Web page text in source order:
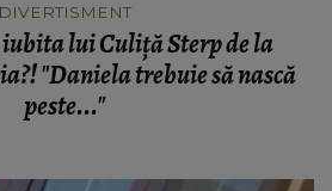
DIVERTISMENT
lui Culiță Sterp de la
"Daniela trebuie să nască
peste..."